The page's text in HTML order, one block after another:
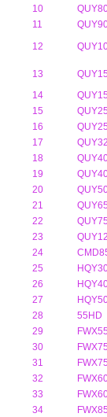
10
11
12
13
14
15
16
17
18
19
20
21
22
23
24
25
26
27
28
55HD
29
30
31
32
33
34